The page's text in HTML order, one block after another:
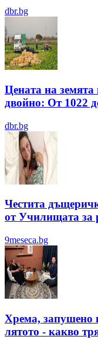
dbr.bg
Цената на
двойно: От 1022
dbr.bg
Честита
от Училищата за
9meseca.bg
Хрема, запушено
лятотo - какво